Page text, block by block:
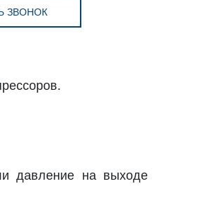
ЗВОНОК
давление на выходе